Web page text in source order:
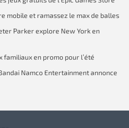
mobile et ramassez le max de balles
Parker explore New York en
familiaux en promo pour l’été
Namco Entertainment annonce